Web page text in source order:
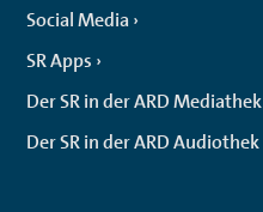
Social Media
SR Apps
Der SR in der ARD Mediathek
Der SR in der ARD Audiothek